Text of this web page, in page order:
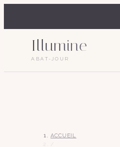
Illumine
ABAT-JOUR
ACCUEIL